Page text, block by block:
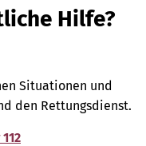
Hilfe?
Situationen und
den Rettungsdienst.